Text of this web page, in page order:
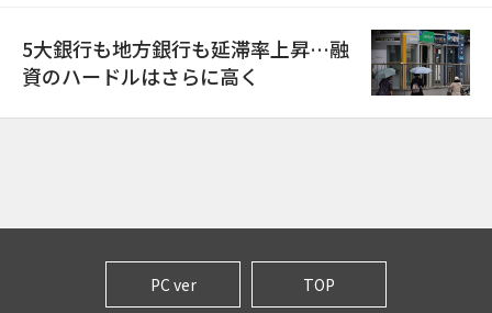
5大銀行も地方銀行も延滞率上昇…融
資のハードルはさらに高く
PC ver TOP